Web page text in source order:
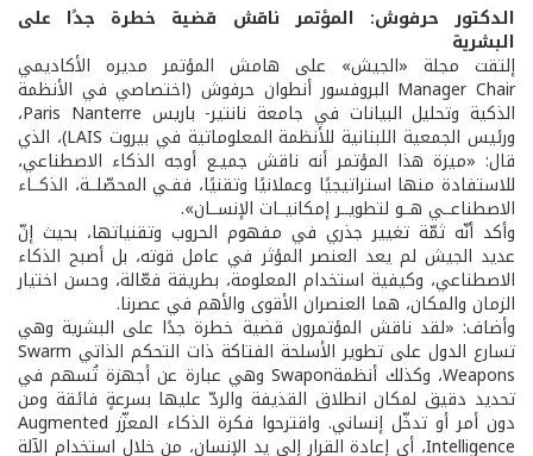
الدكتور حرفوش: المؤتمر ناقش قضية خطرة جدًا على
البشرية
إلتقت مجلة «الجيش» على هامش المؤتمر مديره الأكاديمي
Manager Chair البروفسور أنطوان حرفوش (اختصاصي في الأنظمة
الذكية وتحليل البيانات في جامعة نانتير- باريس Paris Nanterre،
ورئيس الجمعية اللبنانية للأنظمة المعلوماتية في بيروت LAIS)، الذي
قال: «ميزة هذا المؤتمر أنه ناقش جميـع أوجه الذكاء الاصطناعي،
للاستفادة منها استراتيجيًا وعملانيًا وتقنيًا، ففـي المحصّلــة، الذكــاء
الاصطناعــي هــو لتطويــر إمكانيــات الإنســان».
وأكد أنّه ثمّة تغيير جذري في مفهوم الحروب وتقنياتها، بحيث إنّ
عديد الجيش لم يعد العنصر المؤثر في عامل قوته، بل أصبح الذكاء
الاصطناعي، وكيفية استخدام المعلومة، بطريقة فعّالة، وحسن اختيار
الزمان والمكان، هما العنصران الأقوى والأهم في عصرنا.
وأضاف: «لقد ناقش المؤتمرون قضية خطرة جدًا على البشرية وهي
تسارع الدول على تطوير الأسلحة الفتاكة ذات التحكم الذاتي Swarm
Weapons، وكذلك أنظمةSwapon وهي عبارة عن أجهزة تُسهم في
تحديد دقيق لمكان انطلاق القذيفة والردّ عليها بسرعةٍ فائقة ومن
دون أمر أو تدخّل إنساني. واقترحوا فكرة الذكاء المعزّز Augmented
Intelligence، أي إعادة القرار إلى يد الإنسان، من خلال استخدام الآلة